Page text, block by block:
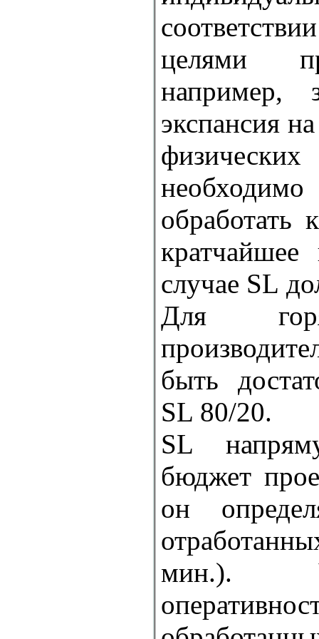
целями
например,
экспансия
обработать
случае SL
Для
быть
SL 80/20.
SL
бюджет
он
мин.).